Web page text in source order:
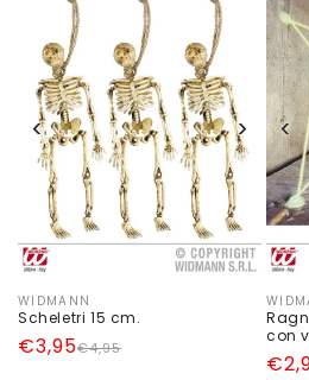
‹ ›
Produttore:
WIDMANN
Scheletri 15 cm.
Prezzo€4,95
Prezzo
€3,95
‹
con